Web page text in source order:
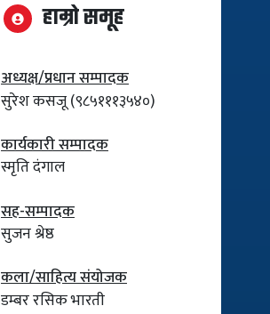
हाम्रो समूह
अध्यक्ष/प्रधान सम्पादक
सुरेश कसजू (९८५१११३५४०)
कार्यकारी सम्पादक
स्मृति दंगाल
सह-सम्पादक
सुजन श्रेष्ठ
कला/साहित्य संयोजक
डम्बर रसिक भारती